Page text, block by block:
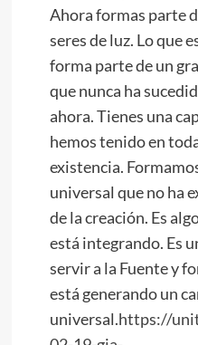
Ahora formas parte
seres de luz. Lo que
forma parte de un
que nunca ha
ahora. Tienes una
hemos tenido en
existencia.
universal que no ha
de la creación. Es
está integrando. Es
servir a la Fuente y
está generando un
universal.https://